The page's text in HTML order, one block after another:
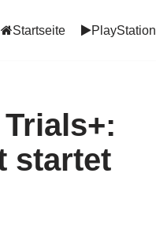
Startseite PlayStation
startet